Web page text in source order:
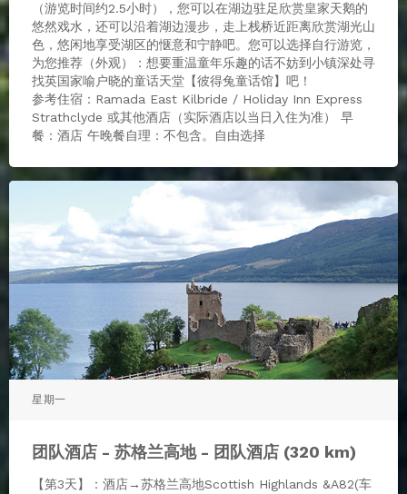
（游览时间约2.5小时），您可以在湖边驻足欣赏皇家天鹅的
悠然戏水，还可以沿着湖边漫步，走上栈桥近距离欣赏湖光山
色，悠闲地享受湖区的惬意和宁静吧。您可以选择自行游览，
为您推荐（外观）：想要重温童年乐趣的话不妨到小镇深处寻
找英国家喻户晓的童话天堂【彼得兔童话馆】吧！
参考住宿：Ramada East Kilbride / Holiday Inn Express
Strathclyde 或其他酒店（实际酒店以当日入住为准） 早
餐：酒店 午晚餐自理：不包含。自由选择
星期一
团队酒店 - 苏格兰高地 - 团队酒店 (320 km)
【第3天】：酒店→苏格兰高地Scottish Highlands &A82(车